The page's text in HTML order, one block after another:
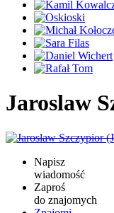
Jaroslaw
Napisz
wiadomość
Zaproś
do znajomych